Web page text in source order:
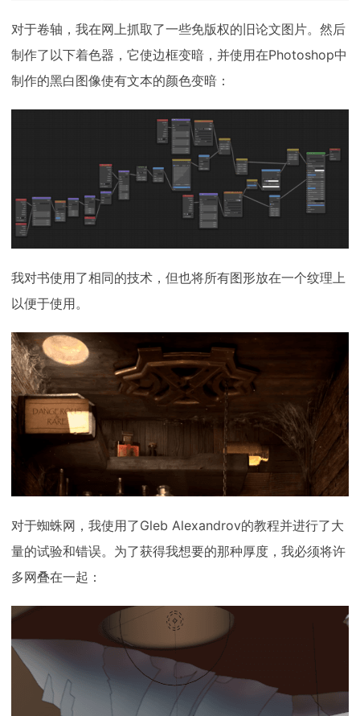
对于卷轴，我在网上抓取了一些免版权的旧论文图片。然后
制作了以下着色器，它使边框变暗，并使用在Photoshop中
制作的黑白图像使有文本的颜色变暗：
我对书使用了相同的技术，但也将所有图形放在一个纹理上
以便于使用。
对于蜘蛛网，我使用了Gleb Alexandrov的教程并进行了大
量的试验和错误。为了获得我想要的那种厚度，我必须将许
多网叠在一起：